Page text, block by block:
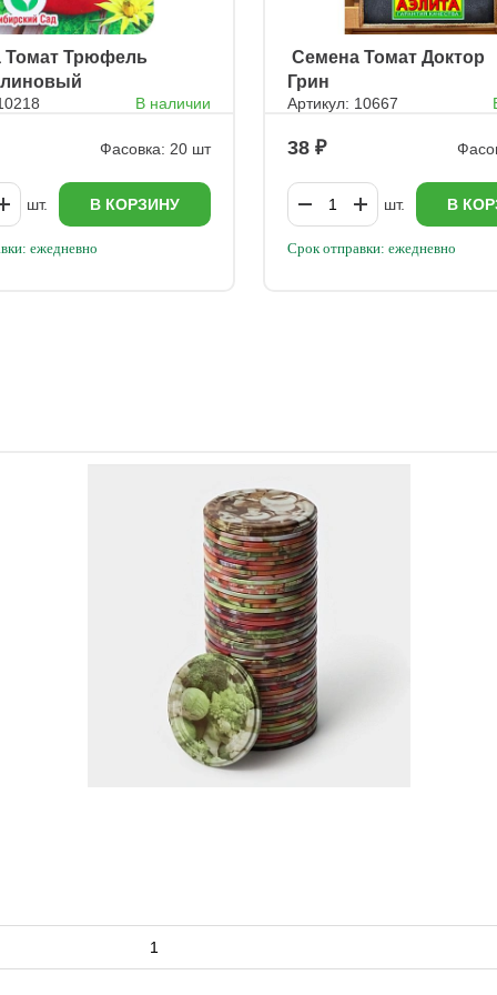
Томат Трюфель
В наличии
Фасовка: 20 шт
шт. В КОРЗИНУ
ежедневно
ㅤ Семена Томат Доктор
Грин
Артикул: 10667
38
шт. В
Срок отправки: ежедневно